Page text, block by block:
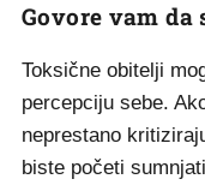
Govore vam
Toksične obitelji
percepciju sebe.
neprestano
biste početi